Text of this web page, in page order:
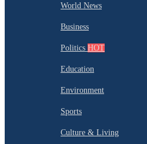
World News
Business
Politics HOT
Education
Environment
Sports
Culture & Living